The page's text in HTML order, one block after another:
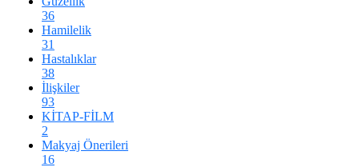
36
Hamilelik
31
Hastalıklar
38
İlişkiler
93
KİTAP-FİLM
2
Makyaj Önerileri
16